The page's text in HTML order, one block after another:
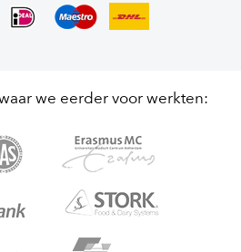
we eerder voor werkten: